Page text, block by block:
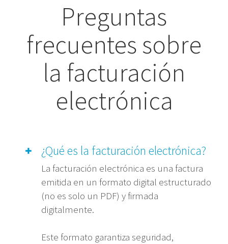
Preguntas
frecuentes sobre
la facturación
electrónica
¿Qué es la facturación electrónica?
La facturación electrónica es una factura
emitida en un formato digital estructurado
(no es solo un PDF) y firmada
digitalmente.
Este formato garantiza seguridad,